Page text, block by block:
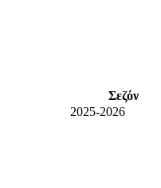
Σεζόν
2025-2026